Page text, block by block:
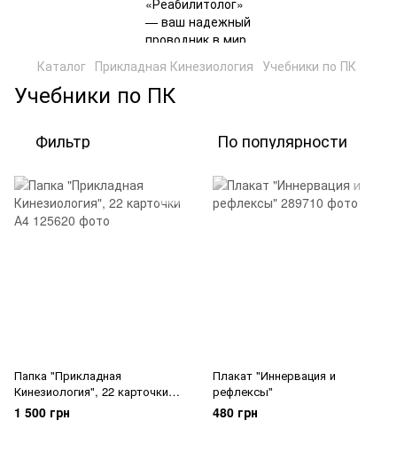
Каталог Прикладная Кинезиология Учебники по ПК
Учебники по ПК
Фильтр По популярности
Папка "Прикладная
Кинезиология", 22 карточки
А4
1 500 грн
Плакат "Иннервация и
рефлексы"
480 грн